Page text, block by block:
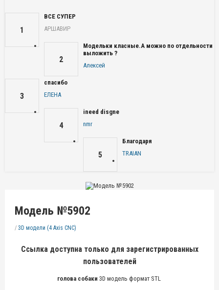
1
ВСЕ СУПЕР
АРШАВИР
2
Модельки класные.А можно по отдельности
выложить ?
Алексей
3
спасибо
ЕЛЕНА
4
ineed disgne
nmr
5
Благодаря
TRAIAN
Модель №5902
/ 3D модели (4 Axis CNC)
Ссылка доступна только для зарегистрированных
пользователей
голова собаки 3D модель формат STL